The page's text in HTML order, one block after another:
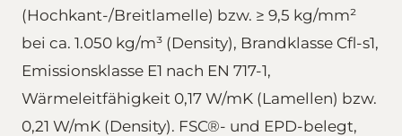
(Hochkant-/Breitlamelle) bzw. ≥ 9,5 kg/mm²
bei ca. 1.050 kg/m³ (Density), Brandklasse Cfl-s1,
Emissionsklasse E1 nach EN 717-1,
Wärmeleitfähigkeit 0,17 W/mK (Lamellen) bzw.
0,21 W/mK (Density). FSC®- und EPD-belegt,